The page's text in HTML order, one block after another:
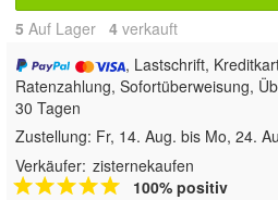
5 Auf Lager 4 verkauft
, Lastschrift,
Ratenzahlung, Sofortüberweisung,
30 Tagen
Zustellung: Fr, 14. Aug. bis Mo, 24.
Verkäufer: zisternekaufen
100% positiv